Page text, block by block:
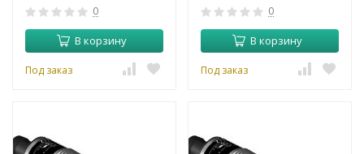
0
В корзину
Под заказ
0
В корзину
Под заказ